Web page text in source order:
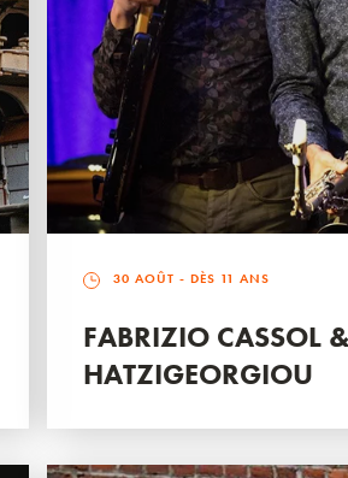
30 AOÛT - DÈS 11 ANS
FABRIZIO CASSOL
HATZIGEORGIOU